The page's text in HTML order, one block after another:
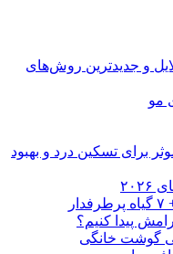
و جدیدترین روش‌های
مو
پا؛ ۱۰ روش موثر برای تسکین درد و بهبود
پیدا کنیم؟
گوشت خانگی